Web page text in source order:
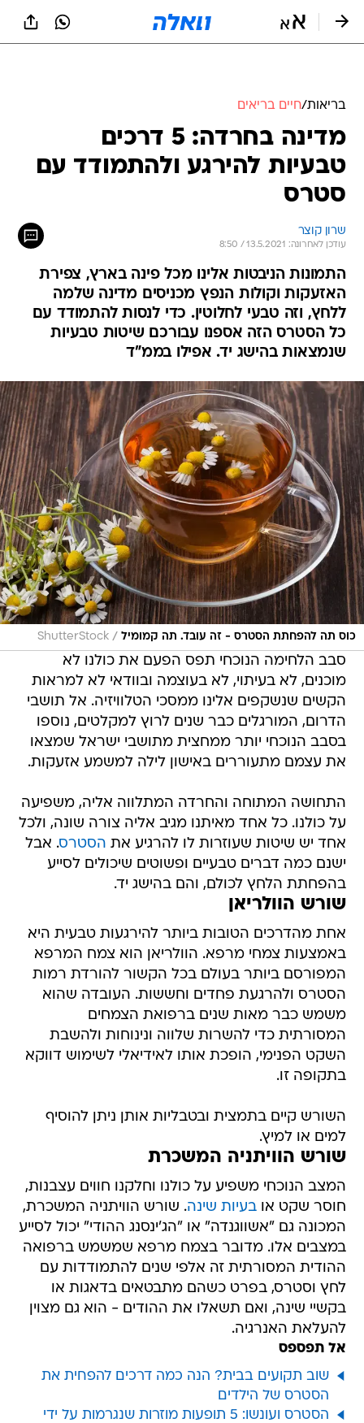
בריאות/חיים בריאים
מדינה בחרדה: 5 דרכים
טבעיות להירגע ולהתמודד עם
סטרס
שרון קוצר
עודכן לאחרונה: 13.5.2021 / 8:50
התמונות הניבטות אלינו מכל פינה בארץ, צפירת
האזעקות וקולות הנפץ מכניסים מדינה שלמה
ללחץ, וזה טבעי לחלוטין. כדי לנסות להתמודד עם
כל הסטרס הזה אספנו עבורכם שיטות טבעיות
שנמצאות בהישג יד. אפילו בממ"ד
כוס תה להפחתת הסטרס - זה עובד. תה קמומיל /
ShutterStock
סבב הלחימה הנוכחי תפס הפעם את כולנו לא
מוכנים, לא בעיתוי, לא בעוצמה ובוודאי לא למראות
הקשים שנשקפים אלינו ממסכי הטלוויזיה. אל תושבי
הדרום, המורגלים כבר שנים לרוץ למקלטים, נוספו
בסבב הנוכחי יותר ממחצית מתושבי ישראל שמצאו
את עצמם מתעוררים באישון לילה למשמע אזעקות.
התחושה המתוחה והחרדה המתלווה אליה, משפיעה
על כולנו. כל אחד מאיתנו מגיב אליה צורה שונה, ולכל
אחד יש שיטות שעוזרות לו להרגיע את הסטרס. אבל
ישנם כמה דברים טבעיים ופשוטים שיכולים לסייע
בהפחתת הלחץ לכולם, והם בהישג יד.
שורש הוולריאן
אחת מהדרכים הטובות ביותר להירגעות טבעית היא
באמצעות צמחי מרפא. הוולריאן הוא צמח המרפא
המפורסם ביותר בעולם בכל הקשור להורדת רמות
הסטרס ולהרגעת פחדים וחששות. העובדה שהוא
משמש כבר מאות שנים ברפואת הצמחים
המסורתית כדי להשרות שלווה ונינוחות ולהשבת
השקט הפנימי, הופכת אותו לאידיאלי לשימוש דווקא
בתקופה זו.
השורש קיים בתמצית ובטבליות אותן ניתן להוסיף
למים או למיץ.
שורש הוויתניה המשכרת
המצב הנוכחי משפיע על כולנו וחלקנו חווים עצבנות,
חוסר שקט אובעיות שינה. שורש הוויתניה המשכרת,
המכונה גם "אשווגנדה" או "הג'ינסנג ההודי" יכול לסייע
במצבים אלו. מדובר בצמח מרפא שמשמש ברפואה
ההודית המסורתית זה אלפי שנים להתמודדות עם
לחץ וסטרס, בפרט כשהם מתבטאים בדאגות או
בקשיי שינה, ואם תשאלו את ההודים - הוא גם מצוין
להעלאת האנרגיה.
אל תפספס
שוב תקועים בבית? הנה כמה דרכים להפחית את
הסטרס של הילדים
הסטרס ועונשו: 5 תופעות מוזרות שנגרמות על ידי